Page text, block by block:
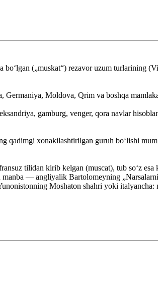
boʻlgan („muskat“) rezavor uzum turlarining
Germaniya, Moldova, Qrim va boshqa
gamburg, venger, qora navlar
qadimgi xonakilashtirilgan guruh boʻlishi
tilidan kirib kelgan (muscat), tub soʻz
manba — angliyalik Bartolomeyning
Moshaton shahri yoki italyancha: